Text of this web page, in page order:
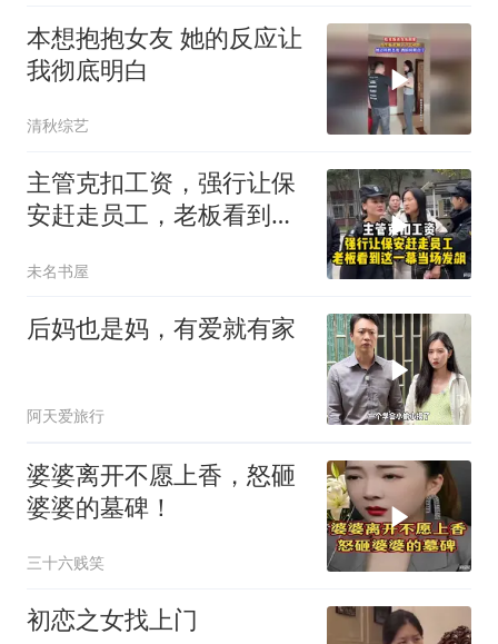
本想抱抱女友 她的反应让
我彻底明白
清秋综艺
主管克扣工资，强行让保
安赶走员工，老板看到这
未名书屋
后妈也是妈，有爱就有家
阿天爱旅行
婆婆离开不愿上香，怒砸
婆婆的墓碑！
三十六贱笑
初恋之女找上门